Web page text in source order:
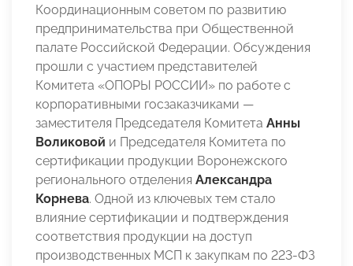
Координационным советом по развитию
предпринимательства при Общественной
палате Российской Федерации. Обсуждения
прошли с участием представителей
Комитета «ОПОРЫ РОССИИ» по работе с
корпоративными госзаказчиками —
заместителя Председателя Комитета Анны
Воликовой и Председателя Комитета по
сертификации продукции Воронежского
регионального отделения Александра
Корнева. Одной из ключевых тем стало
влияние сертификации и подтверждения
соответствия продукции на доступ
производственных МСП к закупкам по 223-ФЗ